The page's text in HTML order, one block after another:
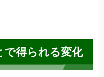
得られる変化